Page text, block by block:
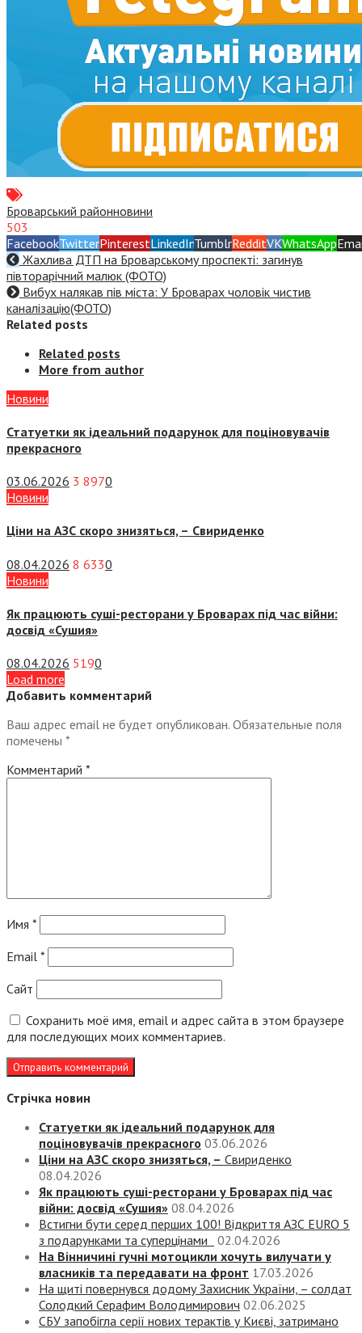
Броварський районновини
503
FacebookTwitterPinterestLinkedInTumblrRedditVKWhatsApp
Жахлива ДТП на Броварському проспекті: загинув
півторарічний малюк (ФОТО)
Вибух налякав пів міста: У Броварах чоловік чистив
каналізацію(ФОТО)
Related posts
Related posts
More from author
Новини
Статуетки як ідеальний подарунок для поціновувачів
прекрасного
03.06.2026 3 8970
Новини
Ціни на АЗС скоро знизяться, – Свириденко
08.04.2026 8 6330
Новини
Як працюють суші-ресторани у Броварах під час війни:
досвід «Сушия»
08.04.2026 5190
Load more
Добавить комментарий
Ваш адрес email не будет опубликован. Обязательные поля
помечены *
Комментарий *
Имя *
Email *
Сайт
Сохранить моё имя, email и адрес сайта в этом браузере
для последующих моих комментариев.
Стрічка новин
Статуетки як ідеальний подарунок для
поціновувачів прекрасного 03.06.2026
Ціни на АЗС скоро знизяться, – Свириденко
08.04.2026
Як працюють суші-ресторани у Броварах під час
війни: досвід «Сушия» 08.04.2026
Встигни бути серед перших 100! Відкриття АЗС EURO 5
з подарунками та суперцінами
02.04.2026
На Вінничині гучні мотоцикли хочуть вилучати у
власників та передавати на фронт 17.03.2026
На щиті повернувся додому Захисник України, – солдат
Солодкий Серафим Володимирович 02.06.2025
СБУ запобігла серії нових терактів у Києві, затримано